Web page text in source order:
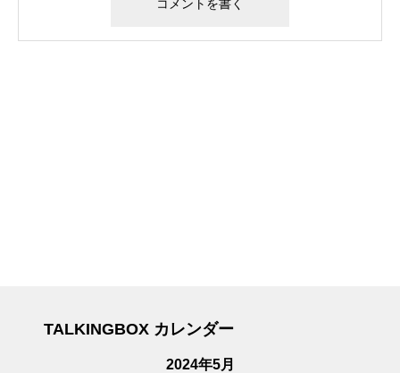
TALKINGBOX カレンダー
2024年5月